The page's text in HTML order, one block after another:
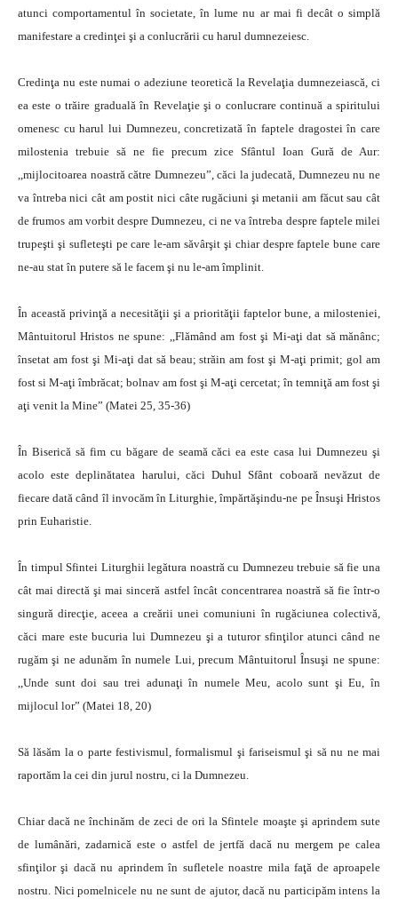
atunci comportamentul în societate, în lume nu ar mai fi decât o simplă
manifestare a credinţei şi a conlucrării cu harul dumnezeiesc.
Credinţa nu este numai o adeziune teoretică la Revelaţia dumnezeiască, ci
ea este o trăire graduală în Revelaţie şi o conlucrare continuă a spiritului
omenesc cu harul lui Dumnezeu, concretizată în faptele dragostei în care
milostenia trebuie să ne fie precum zice Sfântul Ioan Gură de Aur:
,,mijlocitoarea noastră către Dumnezeu”, căci la judecată, Dumnezeu nu ne
va întreba nici cât am postit nici câte rugăciuni şi metanii am făcut sau cât
de frumos am vorbit despre Dumnezeu, ci ne va întreba despre faptele milei
trupeşti şi sufleteşti pe care le-am săvârşit şi chiar despre faptele bune care
ne-au stat în putere să le facem şi nu le-am împlinit.
În această privinţă a necesităţii şi a priorităţii faptelor bune, a milosteniei,
Mântuitorul Hristos ne spune: ,,Flămând am fost şi Mi-aţi dat să mănânc;
însetat am fost şi Mi-aţi dat să beau; străin am fost şi M-aţi primit; gol am
fost si M-aţi îmbrăcat; bolnav am fost şi M-aţi cercetat; în temniţă am fost şi
aţi venit la Mine” (Matei 25, 35-36)
În Biserică să fim cu băgare de seamă căci ea este casa lui Dumnezeu şi
acolo este deplinătatea harului, căci Duhul Sfânt coboară nevăzut de
fiecare dată când îl invocăm în Liturghie, împărtăşindu-ne pe Însuşi Hristos
prin Euharistie.
În timpul Sfintei Liturghii legătura noastră cu Dumnezeu trebuie să fie una
cât mai directă şi mai sinceră astfel încât concentrarea noastră să fie într-o
singură direcţie, aceea a creării unei comuniuni în rugăciunea colectivă,
căci mare este bucuria lui Dumnezeu şi a tuturor sfinţilor atunci când ne
rugăm şi ne adunăm în numele Lui, precum Mântuitorul Însuşi ne spune:
,,Unde sunt doi sau trei adunaţi în numele Meu, acolo sunt şi Eu, în
mijlocul lor” (Matei 18, 20)
Să lăsăm la o parte festivismul, formalismul şi fariseismul şi să nu ne mai
raportăm la cei din jurul nostru, ci la Dumnezeu.
Chiar dacă ne închinăm de zeci de ori la Sfintele moaşte şi aprindem sute
de lumânări, zadarnică este o astfel de jertfă dacă nu mergem pe calea
sfinţilor şi dacă nu aprindem în sufletele noastre mila faţă de aproapele
nostru. Nici pomelnicele nu ne sunt de ajutor, dacă nu participăm intens la